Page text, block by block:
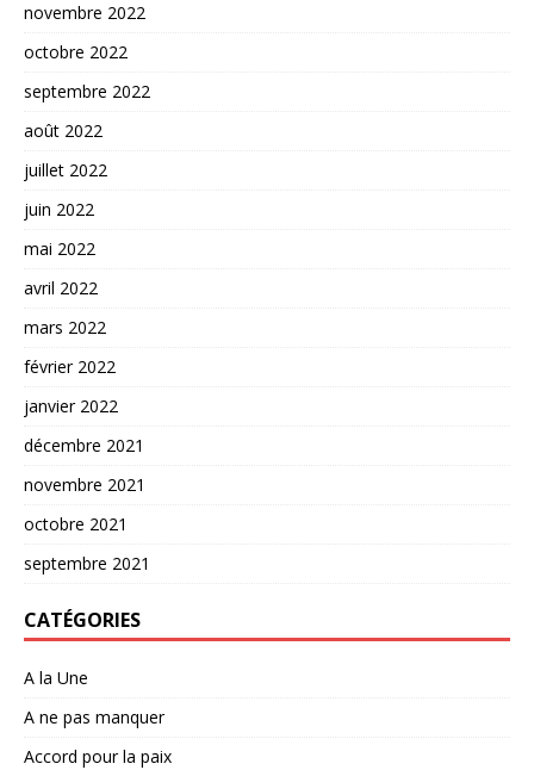
novembre 2022
octobre 2022
septembre 2022
août 2022
juillet 2022
juin 2022
mai 2022
avril 2022
mars 2022
février 2022
janvier 2022
décembre 2021
novembre 2021
octobre 2021
septembre 2021
CATÉGORIES
A la Une
A ne pas manquer
Accord pour la paix